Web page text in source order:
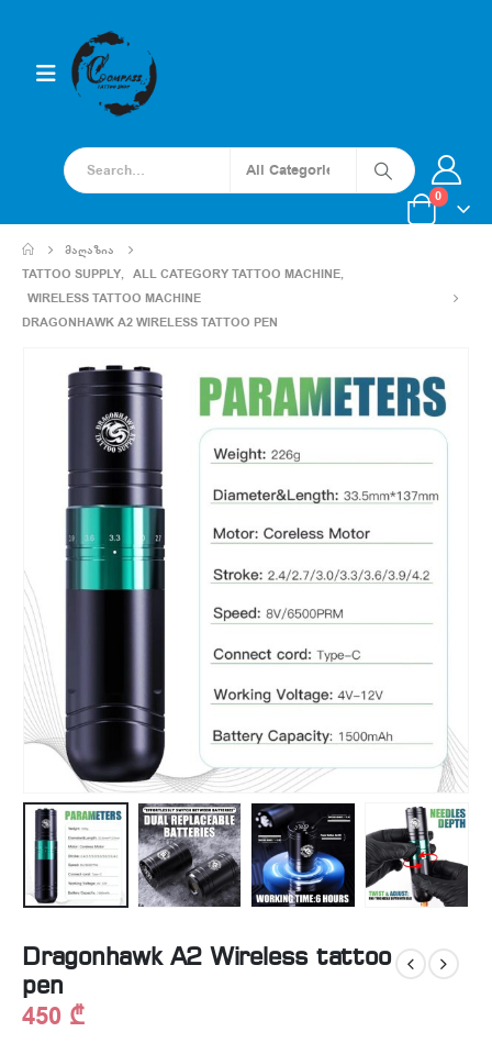
0
ᲛᲐᲦᲐᲖᲘᲐ
TATTOO SUPPLY, ALL CATEGORY TATTOO MACHINE,
WIRELESS TATTOO MACHINE
DRAGONHAWK A2 WIRELESS TATTOO PEN
Dragonhawk A2 Wireless tattoo
pen
450 ₾